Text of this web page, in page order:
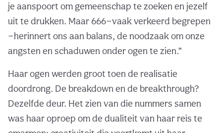
je aanspoort om gemeenschap te zoeken en jezelf
uit te drukken. Maar 666—vaak verkeerd begrepen
—herinnert ons aan balans, de noodzaak om onze
angsten en schaduwen onder ogen te zien.”
Haar ogen werden groot toen de realisatie
doordrong. De breakdown en de breakthrough?
Dezelfde deur. Het zien van die nummers samen
was haar oproep om de dualiteit van haar reis te